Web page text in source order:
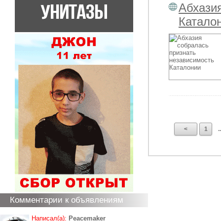
Комментарии к объявлениям
Написал(а): Peacemaker
< 1